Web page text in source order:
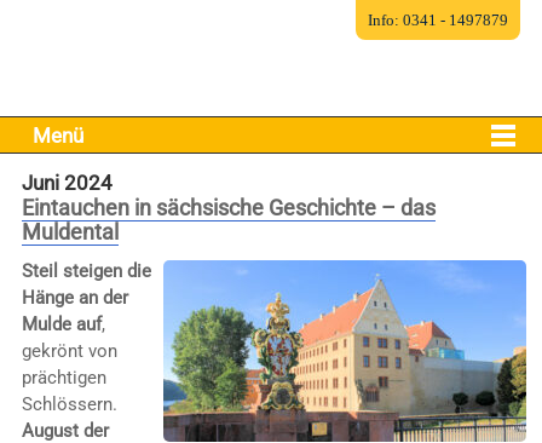
Menü
Juni 2024
Eintauchen in sächsische Geschichte – das
Muldental
Steil steigen die
Hänge an der
Mulde auf,
gekrönt von
prächtigen
Schlössern.
August der
Info: 0341 - 1497879